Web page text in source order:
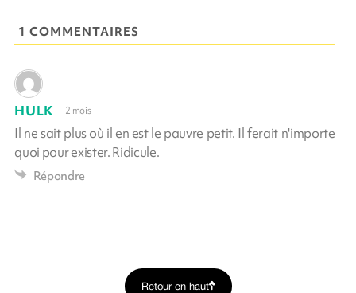
1 COMMENTAIRES
HULK 2 mois
Il ne sait plus où il en est le pauvre petit. Il ferait n'importe
quoi pour exister. Ridicule.
Répondre
Retour en haut